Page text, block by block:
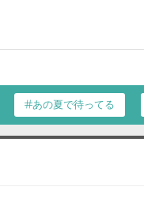
あの夏で待ってる